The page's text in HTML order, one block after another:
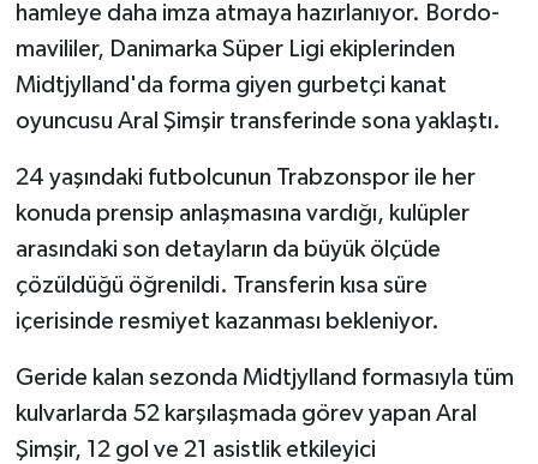
hamleye daha imza atmaya hazırlanıyor. Bordo-
mavililer, Danimarka Süper Ligi ekiplerinden
Midtjylland'da forma giyen gurbetçi kanat
oyuncusu Aral Şimşir transferinde sona yaklaştı.
24 yaşındaki futbolcunun Trabzonspor ile her
konuda prensip anlaşmasına vardığı, kulüpler
arasındaki son detayların da büyük ölçüde
çözüldüğü öğrenildi. Transferin kısa süre
içerisinde resmiyet kazanması bekleniyor.
Geride kalan sezonda Midtjylland formasıyla tüm
kulvarlarda 52 karşılaşmada görev yapan Aral
Şimşir, 12 gol ve 21 asistlik etkileyici
Sungurlu
Uğurludağ